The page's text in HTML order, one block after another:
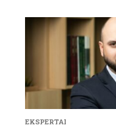
EKSPERTAI